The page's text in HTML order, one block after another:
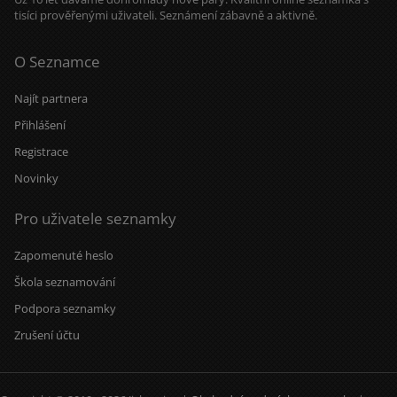
Chodím na ryby. Máš odvahu ísť
somnou životom? Tak mi napíš
neodpisujem a som tu, tak už
slovensku. Peter
tisíci prověřenými uživateli. Seznámení zábavně a aktivně.
O Seznamce
Najít partnera
Přihlášení
Registrace
Novinky
Pro uživatele seznamky
Zapomenuté heslo
Škola seznamování
Podpora seznamky
Zrušení účtu